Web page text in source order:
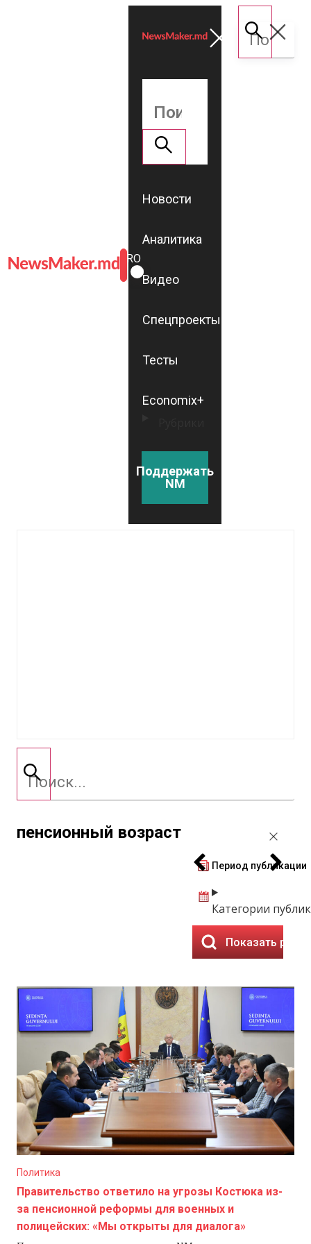
ROMÂNĂ
RU
Новости
Аналитика
Видео
Спецпроекты
Тесты
Economix+
Поддержать
NM
пенсионный возраст
Период публикации
Категории
Показать
Политика
Правительство ответило на угрозы Костюка из-
за пенсионной реформы для военных и
полицейских: «Мы открыты для диалога»